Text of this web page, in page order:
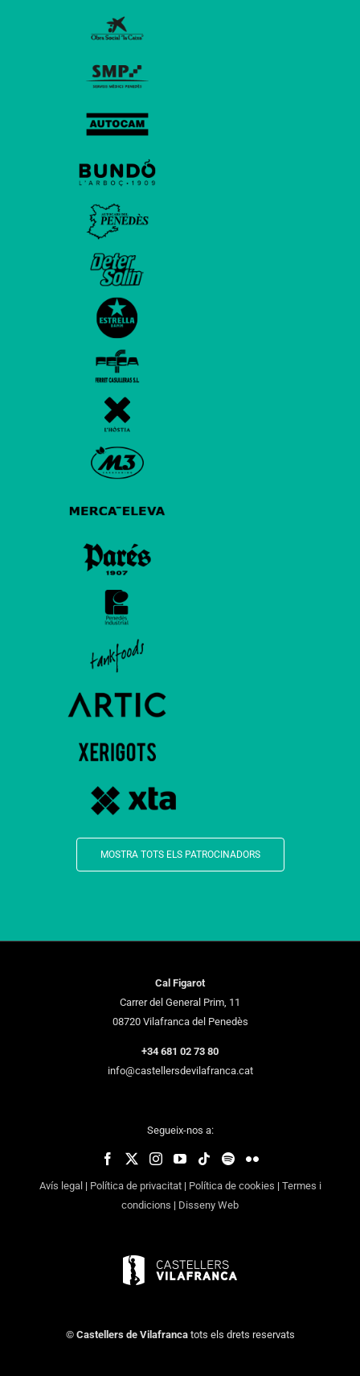
MOSTRA TOTS ELS PATROCINADORS
Cal Figarot
Carrer del General Prim, 11
08720 Vilafranca del Penedès
+34 681 02 73 80
info@castellersdevilafranca.cat
Segueix-nos a:
Avís legal | Política de privacitat| Política de cookies | Termes i
condicions | Disseny Web
© Castellers de Vilafrancatots els drets reservats